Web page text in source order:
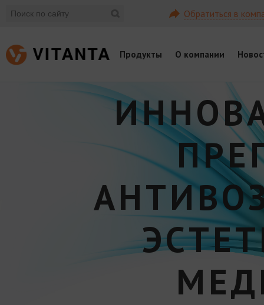
Обратиться в
Продукты О компании